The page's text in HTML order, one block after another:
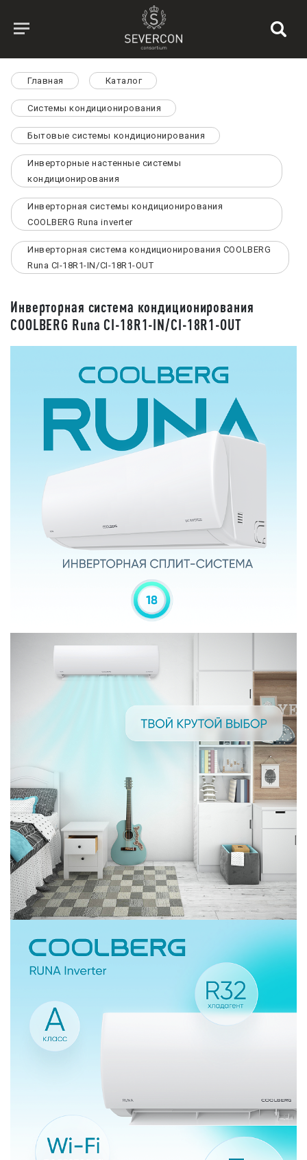
Главная Каталог
Системы кондиционирования
Бытовые системы кондиционирования
Инверторные настенные системы
кондиционирования
Инверторная системы кондиционирования
СOOLBERG Runa inverter
Инверторная система кондиционирования СOOLBERG
Runa CI-18R1-IN/CI-18R1-OUT
Инверторная система кондиционирования
СOOLBERG Runa CI-18R1-IN/CI-18R1-OUT